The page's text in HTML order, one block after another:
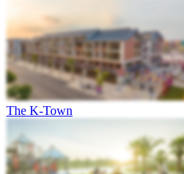
The K-Town